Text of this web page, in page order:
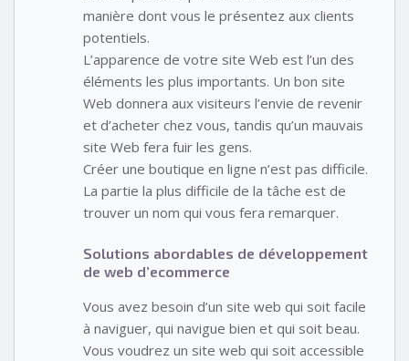
manière dont vous le présentez aux clients
potentiels.
L’apparence de votre site Web est l’un des
éléments les plus importants. Un bon site
Web donnera aux visiteurs l’envie de revenir
et d’acheter chez vous, tandis qu’un mauvais
site Web fera fuir les gens.
Créer une boutique en ligne n’est pas difficile.
La partie la plus difficile de la tâche est de
trouver un nom qui vous fera remarquer.
Solutions abordables de développement
de web d’ecommerce
Vous avez besoin d’un site web qui soit facile
à naviguer, qui navigue bien et qui soit beau.
Vous voudrez un site web qui soit accessible